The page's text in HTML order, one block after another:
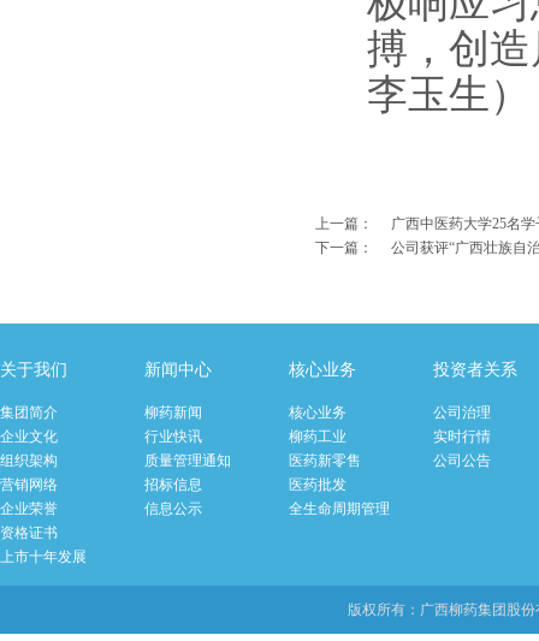
搏，创
李玉生）
上一篇：
广西中医药大学25名
下一篇：
公司获评“广西壮族自
关于我们
集团简介
企业文化
组织架构
营销网络
企业荣誉
资格证书
上市十年发展
新闻中心
柳药新闻
行业快讯
质量管理通知
招标信息
信息公示
核心业务
核心业务
柳药工业
医药新零售
医药批发
全生命周期管理
投资者关系
公司治理
实时行情
公司公告
版权所有：广西柳药集团股